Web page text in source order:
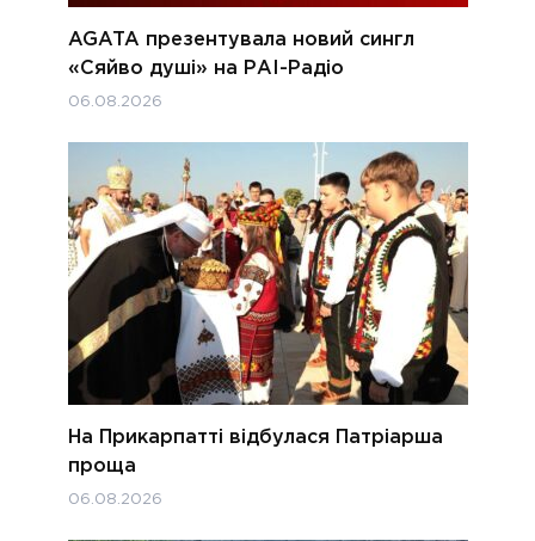
AGATA презентувала новий сингл
«Сяйво душі» на РАІ-Радіо
06.08.2026
На Прикарпатті відбулася Патріарша
проща
06.08.2026